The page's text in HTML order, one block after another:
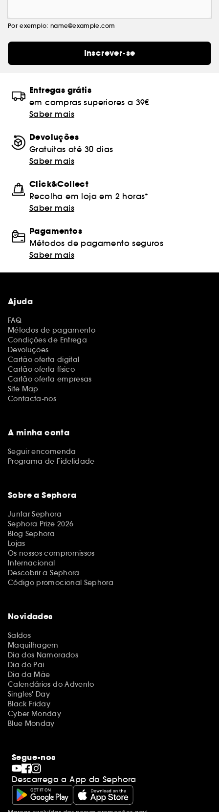
Por exemplo: name@example.com
Inscrever-se
Entregas grátis
em compras superiores a 39€
Saber mais
Devoluções
Gratuitas até 30 dias
Saber mais
Click&Collect
Recolha em loja em 2 horas*
Saber mais
Pagamentos
Métodos de pagamento seguros
Saber mais
Ajuda
FAQ
Métodos de pagamento
Condições de Entrega
Devoluções
Cartão oferta digital
Cartão oferta físico
Cartão oferta empresas
Site Map
Contacta-nos
A minha conta
Seguir encomenda
Programa de Fidelidade
Sobre a Sephora
Juntar Sephora
Sephora Prize 2026
Blog Sephora
Lojas
Os nossos compromissos
Internacional
Descobrir a Sephora
Código promocional Sephora
Novidades
Saldos
Maquilhagem
Dia dos Namorados
Dia do Pai
Dia da Mãe
Calendários do Advento
Singles' Day
Black Friday
Cyber Monday
Blue Monday
Segue-nos
Descarrega a App da Sephora